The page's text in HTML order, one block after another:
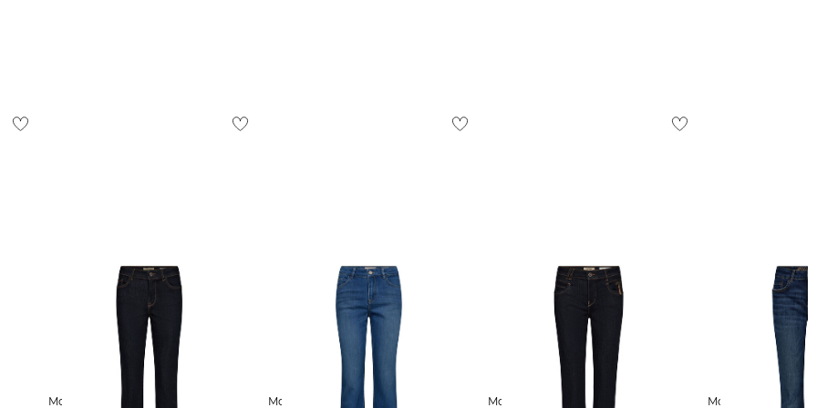
Ausland findest du
Fit
Mos Mosh | Damen Jeans
Mos Mosh | Damen Jeans
Mos Mosh | Damen Jeans
Mos Mosh | Damen Jeans